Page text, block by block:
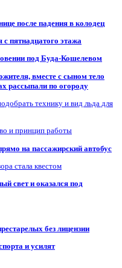
после падения в колодец
с пятнадцатого этажа
под Буда-Кошелевом
вместе с сыном тело
рассыпали по огороду
технику и вид льда для
и принцип работы
на пассажирский автобус
стала квестом
свет и оказался под
без лицензии
и усилят